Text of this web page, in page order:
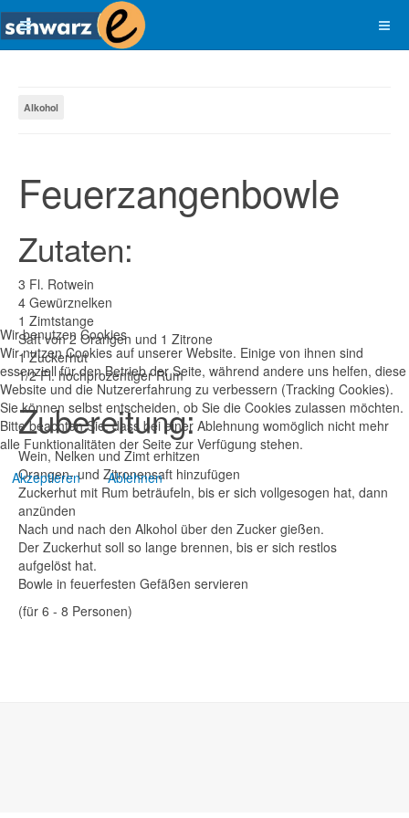
Alkohol
Feuerzangenbowle
Zutaten:
3 Fl. Rotwein
4 Gewürznelken
1 Zimtstange
Saft von 2 Orangen und 1 Zitrone
1 Zuckerhut
1/2 Fl. hochprozentiger Rum
Zubereitung:
Wein, Nelken und Zimt erhitzen
Orangen- und Zitronensaft hinzufügen
Zuckerhut mit Rum beträufeln, bis er sich vollgesogen hat, dann
anzünden
Nach und nach den Alkohol über den Zucker gießen.
Der Zuckerhut soll so lange brennen, bis er sich restlos
aufgelöst hat.
Bowle in feuerfesten Gefäßen servieren
(für 6 - 8 Personen)
Wir benutzen Cookies
Wir nutzen Cookies auf unserer Website. Einige von ihnen sind
essenziell für den Betrieb der Seite, während andere uns helfen, diese
Website und die Nutzererfahrung zu verbessern (Tracking Cookies).
Sie können selbst entscheiden, ob Sie die Cookies zulassen möchten.
Bitte beachten Sie, dass bei einer Ablehnung womöglich nicht mehr
alle Funktionalitäten der Seite zur Verfügung stehen.
Akzeptieren
Ablehnen